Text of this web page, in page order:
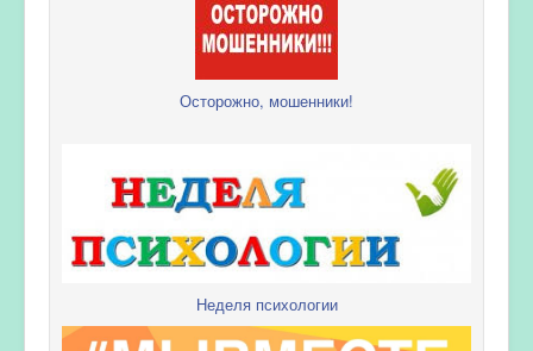
Осторожно, мошенники!
Неделя психологии